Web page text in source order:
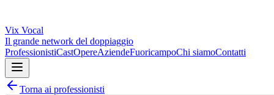
Vix Vocal
Il grande network del doppiaggio
ProfessionistiCastOpereAziendeFuoricampoChi siamoContatti
Torna ai professionisti